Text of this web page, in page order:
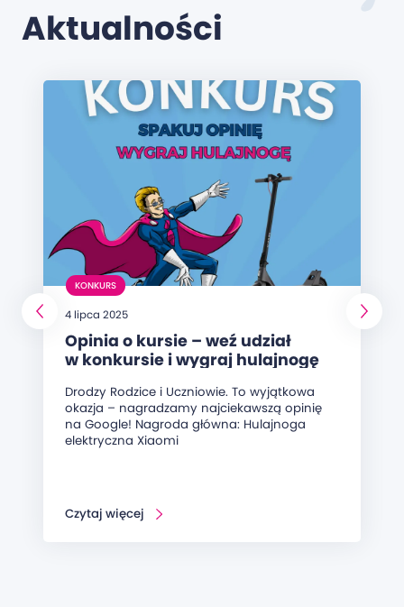
Aktualności
KONKURS
4 lipca 2025
Opinia o kursie – weź udział
w konkursie i wygraj hulajnogę
Drodzy Rodzice i Uczniowie. To wyjątkowa
okazja – nagradzamy najciekawszą opinię
na Google! Nagroda główna: Hulajnoga
elektryczna Xiaomi
Czytaj więcej